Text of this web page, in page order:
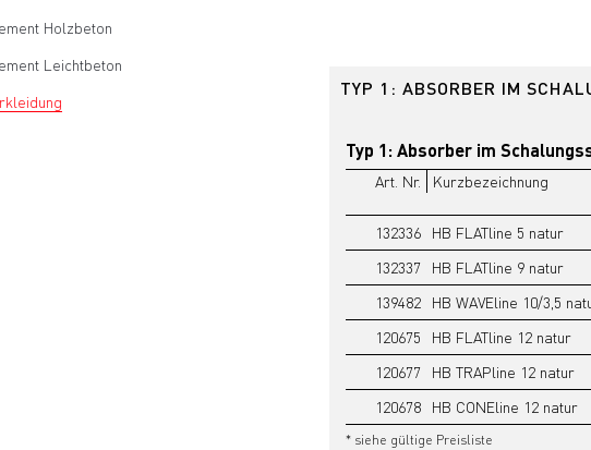
Holzbeton
Leichtbeton
TYP 1: ABSORBER IM
Typ 1: Absorber im
Art. Nr. Kurzbezeichnung
132336 HB FLATline 5 natur
132337
HB FLATline 9 natur
139482
HB WAVEline 10/3,5
120675
HB FLATline 12 natur
120677
HB TRAPline 12 natur
120678
HB CONEline 12 natur
* siehe gültige Preisliste